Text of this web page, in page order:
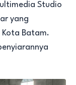
Studio
yang
Kota Batam.